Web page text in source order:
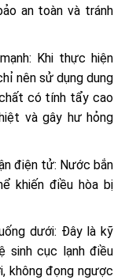
an toàn và tránh
Khi thực hiện
nên sử dụng dung
có tính tẩy cao
và gây hư hỏng
điện tử: Nước bắn
khiến điều hòa bị
dưới: Đây là kỹ
sinh cục lạnh điều
không đọng ngược